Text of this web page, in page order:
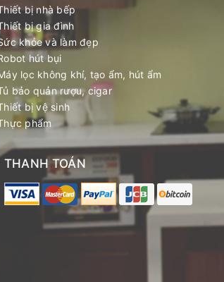
bị nhà bếp
bị gia đình
khỏe và làm đẹp
hút bụi
lọc không khí, tạo ẩm, hút ẩm
bảo quản rượu, cigar
bị vệ sinh
phẩm
THANH TOÁN